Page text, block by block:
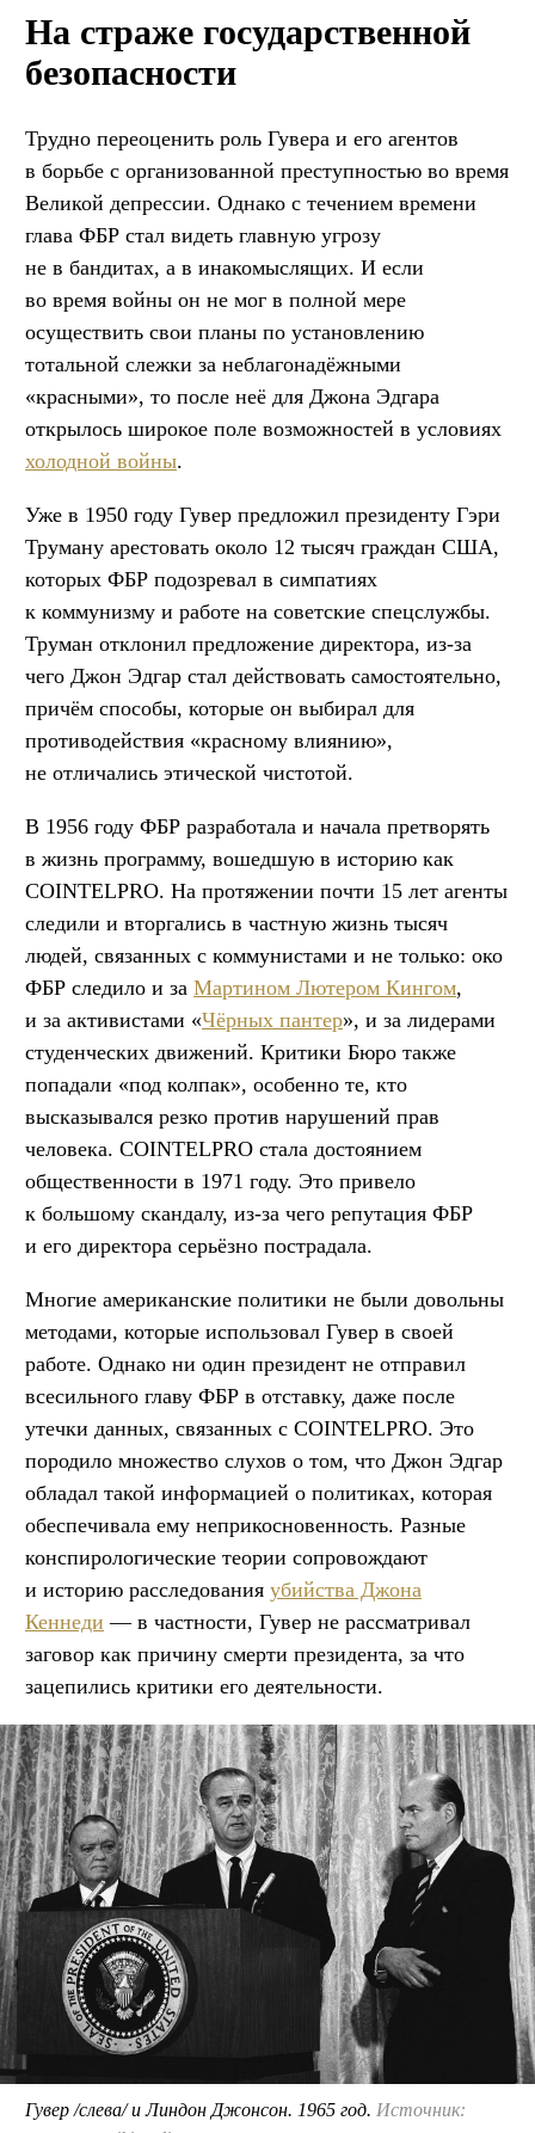
На страже государственной
безопасности
Трудно переоценить роль Гувера и его агентов
в борьбе с организованной преступностью во время
Великой депрессии. Однако с течением времени
глава ФБР стал видеть главную угрозу
не в бандитах, а в инакомыслящих. И если
во время войны он не мог в полной мере
осуществить свои планы по установлению
тотальной слежки за неблагонадёжными
«красными», то после неё для Джона Эдгара
открылось широкое поле возможностей в условиях
холодной войны.
Уже в 1950 году Гувер предложил президенту Гэри
Труману арестовать около 12 тысяч граждан США,
которых ФБР подозревал в симпатиях
к коммунизму и работе на советские спецслужбы.
Труман отклонил предложение директора, из-за
чего Джон Эдгар стал действовать самостоятельно,
причём способы, которые он выбирал для
противодействия «красному влиянию»,
не отличались этической чистотой.
В 1956 году ФБР разработала и начала претворять
в жизнь программу, вошедшую в историю как
COINTELPRO. На протяжении почти 15 лет агенты
следили и вторгались в частную жизнь тысяч
людей, связанных с коммунистами и не только: око
ФБР следило и за Мартином Лютером Кингом,
и за активистами «Чёрных пантер», и за лидерами
студенческих движений. Критики Бюро также
попадали «под колпак», особенно те, кто
высказывался резко против нарушений прав
человека. COINTELPRO стала достоянием
общественности в 1971 году. Это привело
к большому скандалу, из-за чего репутация ФБР
и его директора серьёзно пострадала.
Многие американские политики не были довольны
методами, которые использовал Гувер в своей
работе. Однако ни один президент не отправил
всесильного главу ФБР в отставку, даже после
утечки данных, связанных с COINTELPRO. Это
породило множество слухов о том, что Джон Эдгар
обладал такой информацией о политиках, которая
обеспечивала ему неприкосновенность. Разные
конспирологические теории сопровождают
и историю расследования убийства Джона
Кеннеди — в частности, Гувер не рассматривал
заговор как причину смерти президента, за что
зацепились критики его деятельности.
Гувер /слева/ и Линдон Джонсон. 1965 год. Источник: